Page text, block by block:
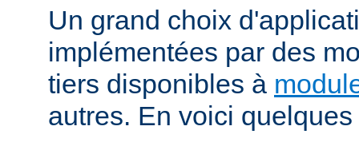
Un grand choix
implémentées par des
tiers disponibles à
autres. En voici